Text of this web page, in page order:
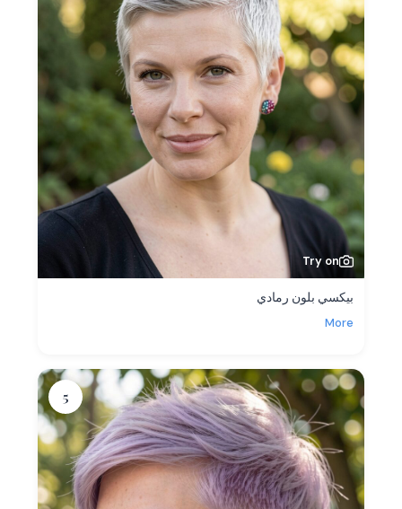
Try on
بيكسي بلون رمادي
More
5